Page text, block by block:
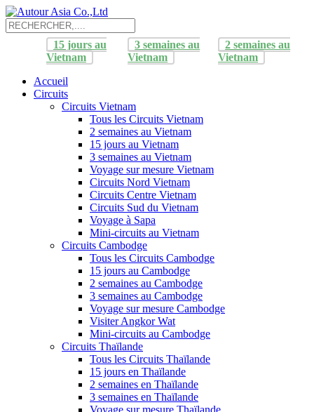
15 jours au
Vietnam
3 semaines au
Vietnam
2 semaines au
Vietnam
Accueil
Circuits
Circuits Vietnam
Tous les Circuits Vietnam
2 semaines au Vietnam
15 jours au Vietnam
3 semaines au Vietnam
Voyage sur mesure Vietnam
Circuits Nord Vietnam
Circuits Centre Vietnam
Circuits Sud du Vietnam
Voyage à Sapa
Mini-circuits au Vietnam
Circuits Cambodge
Tous les Circuits Cambodge
15 jours au Cambodge
2 semaines au Cambodge
3 semaines au Cambodge
Voyage sur mesure Cambodge
Visiter Angkor Wat
Mini-circuits au Cambodge
Circuits Thaïlande
Tous les Circuits Thaïlande
15 jours en Thaïlande
2 semaines en Thaïlande
3 semaines en Thaïlande
Voyage sur mesure Thaïlande